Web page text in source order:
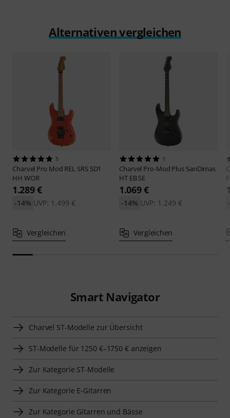
Alternativen vergleichen
5
Charvel Pro Mod REL SRS SD1
HH WOR
1.289 €
UVP: 1.499 €
-14%
Vergleichen
1
Charvel Pro-Mod Plus SanDimas
HT EB SE
1.069 €
UVP: 1.249 €
-14%
Vergleichen
Smart Navigator
Charvel ST-Modelle zur Übersicht
ST-Modelle für 1250 €–1750 € anzeigen
Zur Kategorie ST-Modelle
Zur Kategorie E-Gitarren
Zur Kategorie Gitarren und Bässe